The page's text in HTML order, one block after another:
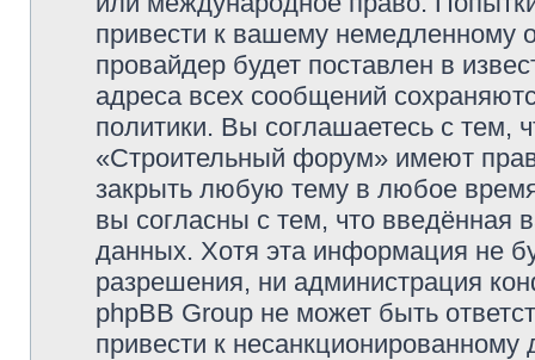
привести к вашему немедленному
провайдер будет поставлен в
адреса всех сообщений
политики. Вы соглашаетесь с тем,
«Строительный форум» имеют
закрыть любую тему в любое
вы согласны с тем, что введённая
данных. Хотя эта информация не
разрешения, ни администрация
phpBB Group не может быть
привести к несанкционированному